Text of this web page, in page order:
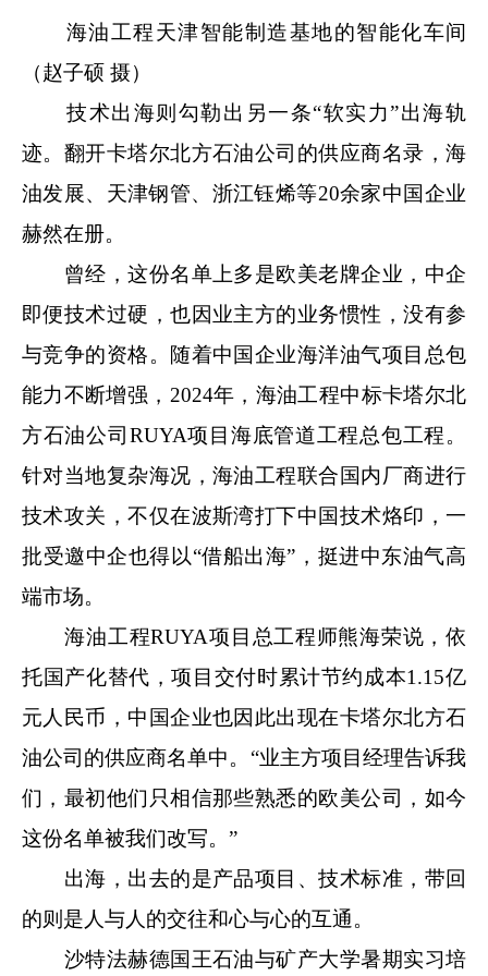
海油工程天津智能制造基地的智能化车间
（赵子硕 摄）
技术出海则勾勒出另一条“软实力”出海轨
迹。翻开卡塔尔北方石油公司的供应商名录，海
油发展、天津钢管、浙江钰烯等20余家中国企业
赫然在册。
曾经，这份名单上多是欧美老牌企业，中企
即便技术过硬，也因业主方的业务惯性，没有参
与竞争的资格。随着中国企业海洋油气项目总包
能力不断增强，2024年，海油工程中标卡塔尔北
方石油公司RUYA项目海底管道工程总包工程。
针对当地复杂海况，海油工程联合国内厂商进行
技术攻关，不仅在波斯湾打下中国技术烙印，一
批受邀中企也得以“借船出海”，挺进中东油气高
端市场。
海油工程RUYA项目总工程师熊海荣说，依
托国产化替代，项目交付时累计节约成本1.15亿
元人民币，中国企业也因此出现在卡塔尔北方石
油公司的供应商名单中。“业主方项目经理告诉我
们，最初他们只相信那些熟悉的欧美公司，如今
这份名单被我们改写。”
出海，出去的是产品项目、技术标准，带回
的则是人与人的交往和心与心的互通。
沙特法赫德国王石油与矿产大学暑期实习培